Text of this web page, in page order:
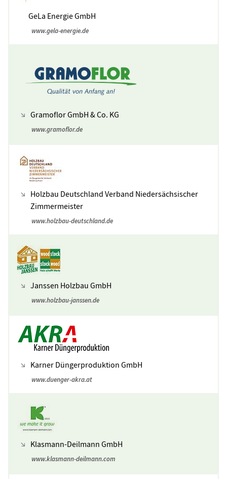
GeLa Energie GmbH
www.gela-energie.de
Gramoflor GmbH & Co. KG
www.gramoflor.de
Holzbau Deutschland Verband Niedersächsischer
Zimmermeister
www.holzbau-deutschland.de
Janssen Holzbau GmbH
www.holzbau-janssen.de
Karner Düngerproduktion GmbH
www.duenger-akra.at
Klasmann-Deilmann GmbH
www.klasmann-deilmann.com